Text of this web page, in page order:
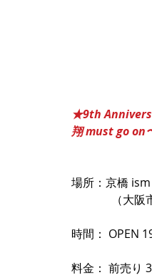
★9th
翔 must go on
場所：京橋 ism
（大阪市都
時間： OPEN
料金： 前売り